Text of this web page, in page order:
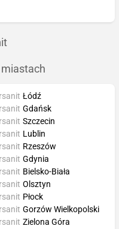
Łódź
Gdańsk
Szczecin
Lublin
Rzeszów
Gdynia
Bielsko-Biała
Olsztyn
Płock
Gorzów Wielkopolski
Zielona Góra